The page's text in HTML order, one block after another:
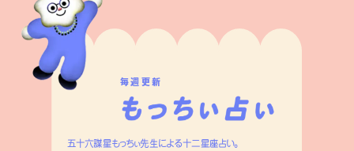
毎週更新
五十六謀星もっちぃ先生による十二星座占い。